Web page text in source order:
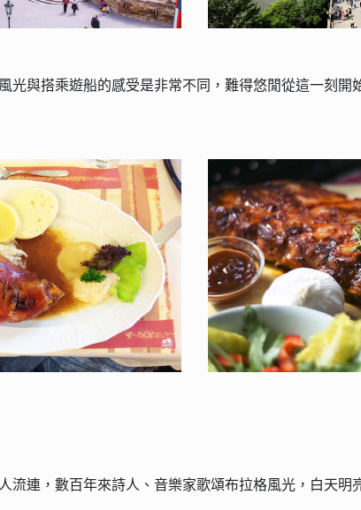
與搭乘遊船的感受是非常不同，難得悠閒從這一刻開
流連，數百年來詩人、音樂家歌頌布拉格風光，白天明